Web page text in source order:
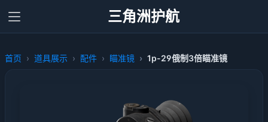
三角洲护航
首页 道具展示 配件 瞄准镜 1p-29俄制3倍瞄准镜